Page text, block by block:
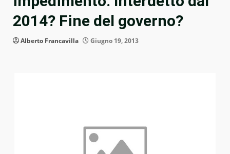
2014? Fine del governo?
Alberto Francavilla Giugno 19, 2013